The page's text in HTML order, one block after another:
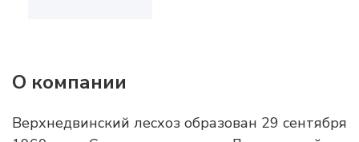
О компании
Верхнедвинский лесхоз образован 29 сентября